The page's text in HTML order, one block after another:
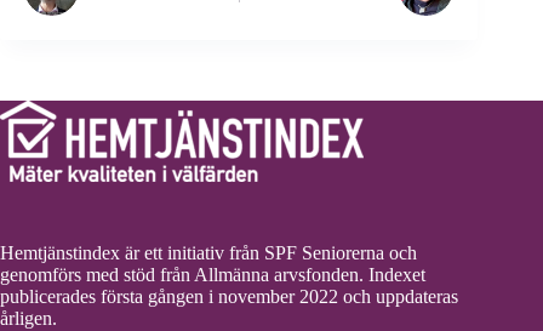
Hemtjänstindex är ett initiativ från SPF Seniorerna och
genomförs med stöd från Allmänna arvsfonden. Indexet
publicerades första gången i november 2022 och uppdateras
årligen.